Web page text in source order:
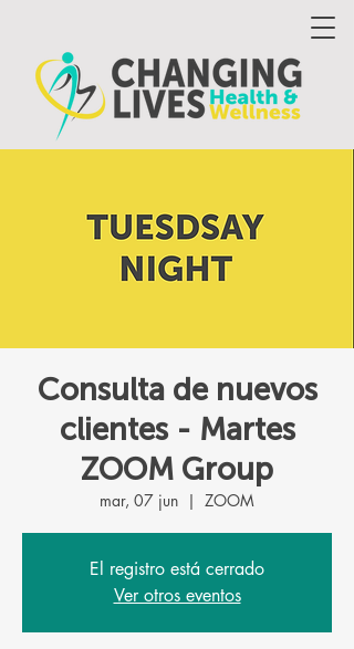
Consulta de nuevos
clientes - Martes
ZOOM Group
mar, 07 jun
  |
ZOOM
El registro está cerrado
Ver otros eventos